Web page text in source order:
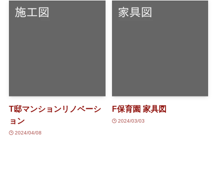
T邸マンションリノベーシ
ョン
2024/04/08
F保育園 家具図
2024/03/03